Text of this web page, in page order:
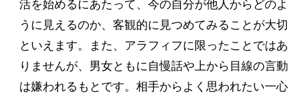
活を始めるにあたって、今の自分が他人からどのよ
うに見えるのか、客観的に見つめてみることが大切
といえます。また、アラフィフに限ったことではあ
りませんが、男女ともに自慢話や上から目線の言動
は嫌われるもとです。相手からよく思われたい一心